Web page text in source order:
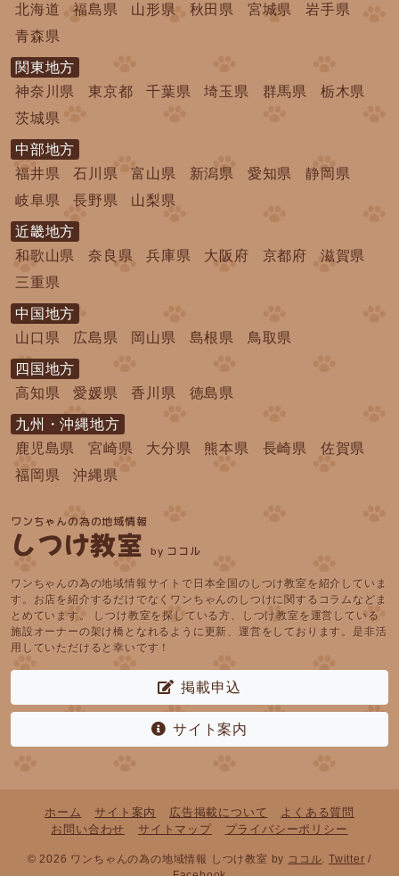
北海道
福島県 山形県 秋田県 宮城県
岩手県
青森県
関東地方
神奈川県
東京都 千葉県 埼玉県 群馬県
栃木県
茨城県
中部地方
福井県
石川県 富山県 新潟県 愛知県
静岡県
岐阜県
長野県 山梨県
近畿地方
和歌山県
奈良県 兵庫県 大阪府 京都府
滋賀県
三重県
中国地方
山口県
広島県 岡山県 島根県 鳥取県
四国地方
高知県
愛媛県 香川県 徳島県
九州・沖縄地方
鹿児島県
宮崎県 大分県 熊本県 長崎県
佐賀県
福岡県
沖縄県
ワンちゃんの為の地域情報
しつけ教室 by ココル
ワンちゃんの為の地域情報サイトで日本全国のしつけ教室を紹介していま
す。お店を紹介するだけでなくワンちゃんのしつけに関するコラムなどま
とめています。 しつけ教室を探している方、しつけ教室を運営している
施設オーナーの架け橋となれるように更新、運営をしております。是非活
用していただけると幸いです！
掲載申込
サイト案内
ホーム サイト案内 広告掲載について
よくある質問
お問い合わせ
サイトマップ プライバシーポリシー
© 2026 ワンちゃんの為の地域情報 しつけ教室 by ココル Twitter /